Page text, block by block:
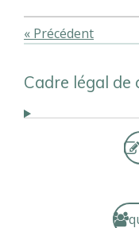
« Précédent
Cadre légal de